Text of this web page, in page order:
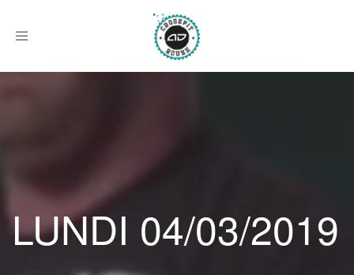
Afficher
LUNDI 04/03/2019